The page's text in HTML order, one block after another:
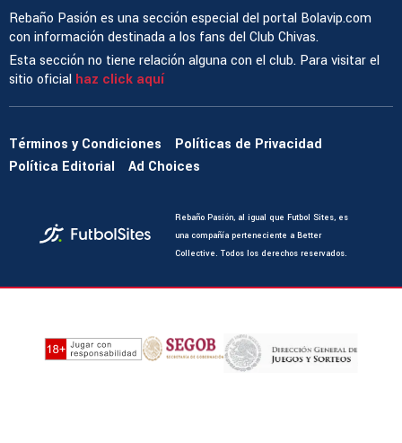
Rebaño Pasión es una sección especial del portal Bolavip.com
con información destinada a los fans del Club Chivas.
Esta sección no tiene relación alguna con el club. Para visitar el
sitio oficial haz click aquí
Términos y Condiciones
Políticas de Privacidad
Política Editorial
Ad Choices
Rebaño Pasión, al igual que Futbol Sites, es
una compañía perteneciente a Better
Collective. Todos los derechos reservados.